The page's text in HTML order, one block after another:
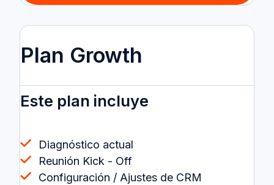
Plan Growth
Este plan incluye
Diagnóstico actual
Reunión Kick - Off
Configuración / Ajustes de CRM